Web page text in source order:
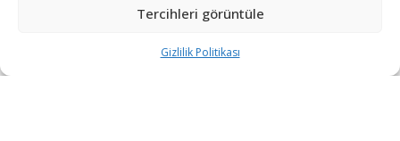
Tercihleri görüntüle
Gizlilik Politikası
Politika